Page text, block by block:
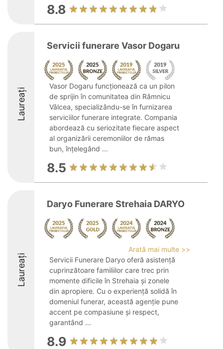
8.8
Laureați
Servicii funerare Vasor Dogaru
Vasor Dogaru funcționează ca un pilon
de sprijin în comunitatea din Râmnicu
Vâlcea, specializându-se în furnizarea
serviciilor funerare integrate. Compania
abordează cu seriozitate fiecare aspect
al organizării ceremoniilor de rămas
bun, înțelegând ...
8.5
Laureați
Daryo Funerare Strehaia DARYO
Arată mai multe >>
Servicii Funerare Daryo oferă asistență
cuprinzătoare familiilor care trec prin
momente dificile în Strehaia și zonele
din apropiere. Cu o experiență solidă în
domeniul funerar, această agenție pune
accent pe compasiune și respect,
garantând ...
8.9